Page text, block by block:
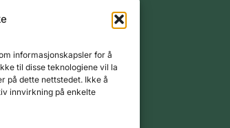
informasjonskapsler for å
til disse teknologiene vil la
på dette nettstedet. Ikke å
innvirkning på enkelte